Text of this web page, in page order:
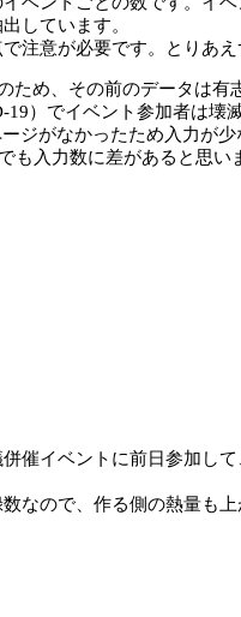
しています。
注意が必要です。とりあ
ため、その前のデータは
19）でイベント参加者は
ジがなかったため入力が
も入力数に差があると思い
催イベントに前日参加し
なので、作る側の熱量も